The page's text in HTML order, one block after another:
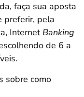
faça sua aposta
preferir, pela
Internet Banking
de 6 a
sobre como